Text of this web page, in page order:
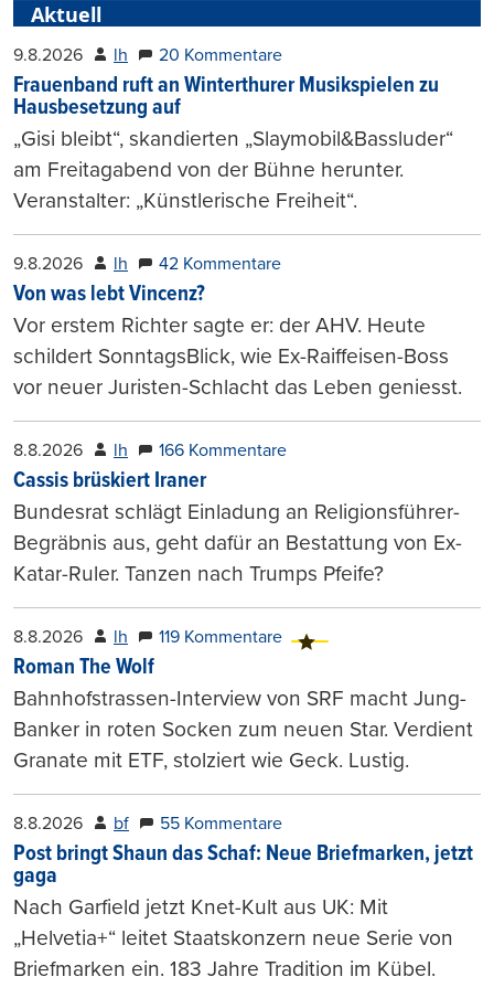
Aktuell
9.8.2026 lh 20 Kommentare
Frauenband ruft an Winterthurer Musikspielen zu
Hausbesetzung auf
„Gisi bleibt“, skandierten „Slaymobil&Bassluder“
am Freitagabend von der Bühne herunter.
Veranstalter: „Künstlerische Freiheit“.
9.8.2026 lh 42 Kommentare
Von was lebt Vincenz?
Vor erstem Richter sagte er: der AHV. Heute
schildert SonntagsBlick, wie Ex-Raiffeisen-Boss
vor neuer Juristen-Schlacht das Leben geniesst.
8.8.2026 lh 166 Kommentare
Cassis brüskiert Iraner
Bundesrat schlägt Einladung an Religionsführer-
Begräbnis aus, geht dafür an Bestattung von Ex-
Katar-Ruler. Tanzen nach Trumps Pfeife?
8.8.2026 lh 119 Kommentare
Roman The Wolf
Bahnhofstrassen-Interview von SRF macht Jung-
Banker in roten Socken zum neuen Star. Verdient
Granate mit ETF, stolziert wie Geck. Lustig.
8.8.2026 bf 55 Kommentare
Post bringt Shaun das Schaf: Neue Briefmarken, jetzt
gaga
Nach Garfield jetzt Knet-Kult aus UK: Mit
„Helvetia+“ leitet Staatskonzern neue Serie von
Briefmarken ein. 183 Jahre Tradition im Kübel.